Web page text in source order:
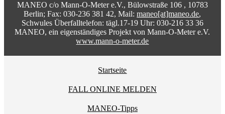
MANEO c/o Mann-O-Meter e.V., Bülowstraße 106 , 10783
Berlin; Fax: 030-236 381 42, Mail:maneo[at]maneo.de,
Schwules Überfalltelefon: tägl.17-19 Uhr: 030-216 33 36
MANEO, ein eigenständiges Projekt von Mann-O-Meter e.V.
www.mann-o-meter.de
Startseite
FALL ONLINE MELDEN
MANEO-Tipps